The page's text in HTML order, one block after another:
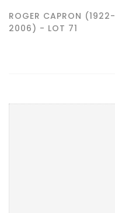
ROGER CAPRON (1922-
2006) - LOT 71